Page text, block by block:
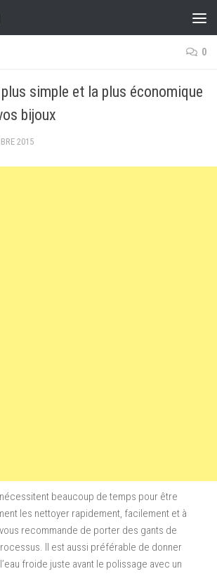
0
simple et la plus économique
bijoux
2015
nécessitent beaucoup de temps pour être
les nettoyer rapidement, facilement et à
vous recommande de porter des gants de
. Il est aussi préférable de donner
froide juste avant le polissage avec un